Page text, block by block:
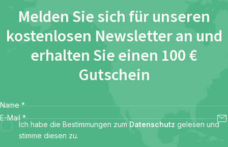
Melden Sie sich für unseren
kostenlosen Newsletter an und
erhalten Sie einen 100 €
Gutschein
Name *
E-Mail *
Ich habe die Bestimmungen zum Datenschutz gelesen und
stimme diesen zu.